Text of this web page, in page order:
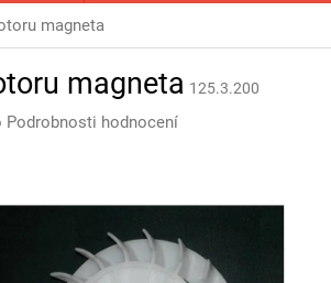
magneta
magneta 125.3.200
Podrobnosti hodnocení